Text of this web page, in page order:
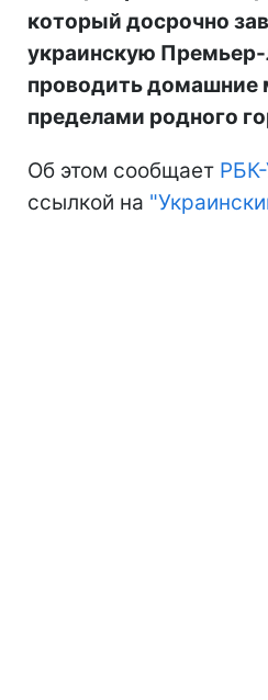
который досрочно
украинскую Премьер-
проводить домашние
пределами родного
Об этом сообщает
ссылкой на